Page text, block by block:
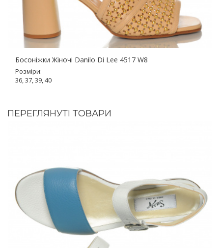
Босоніжки Жіночі Danilo Di Lee 4517 W8
Розміри:
36, 37, 39, 40
ПЕРЕГЛЯНУТІ ТОВАРИ